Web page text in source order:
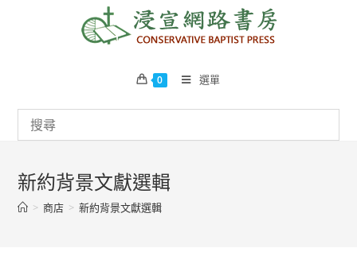
0 選單
新約背景文獻選輯
> 商店 > 新約背景文獻選輯